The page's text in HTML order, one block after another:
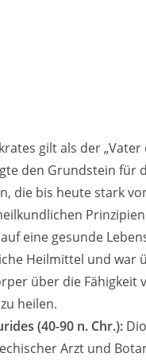
gilt als der „Vater
den Grundstein für
die bis heute stark
eine gesunde
Heilmittel und war
über die Fähigkeit
heilen.
(40-90 n. Chr.):
Arzt und